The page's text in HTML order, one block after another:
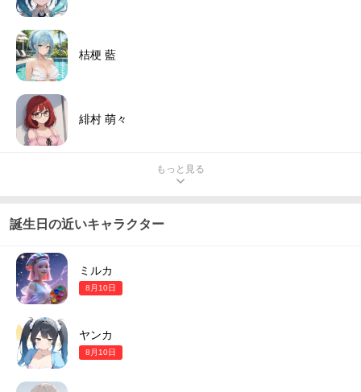
桔梗 藍
緋村 萌々
もっと見る
誕生日の近いキャラクター
ミルカ
8月10日
ヤンカ
8月10日